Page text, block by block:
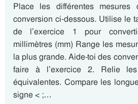
Place les différentes
conversion ci-dessous. Utilise le
de l’exercice 1 pour
millimètres (mm) Range les
la plus grande. Aide-toi des
faire à l’exercice 2. Relie
équivalentes. Compare les
signe < ;…